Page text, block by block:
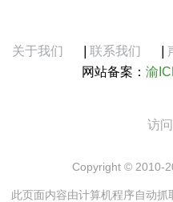
关于我们 联系我们
网站备案： 渝
访
Copyright © 2010-
此页面内容由计算机程序自动